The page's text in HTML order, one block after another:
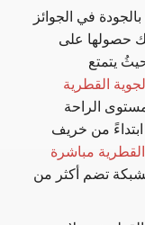
في الجوائز
حصولها على
يتمتع
القطرية
الراحة
من خريف
مباشرة
تضم أكثر من